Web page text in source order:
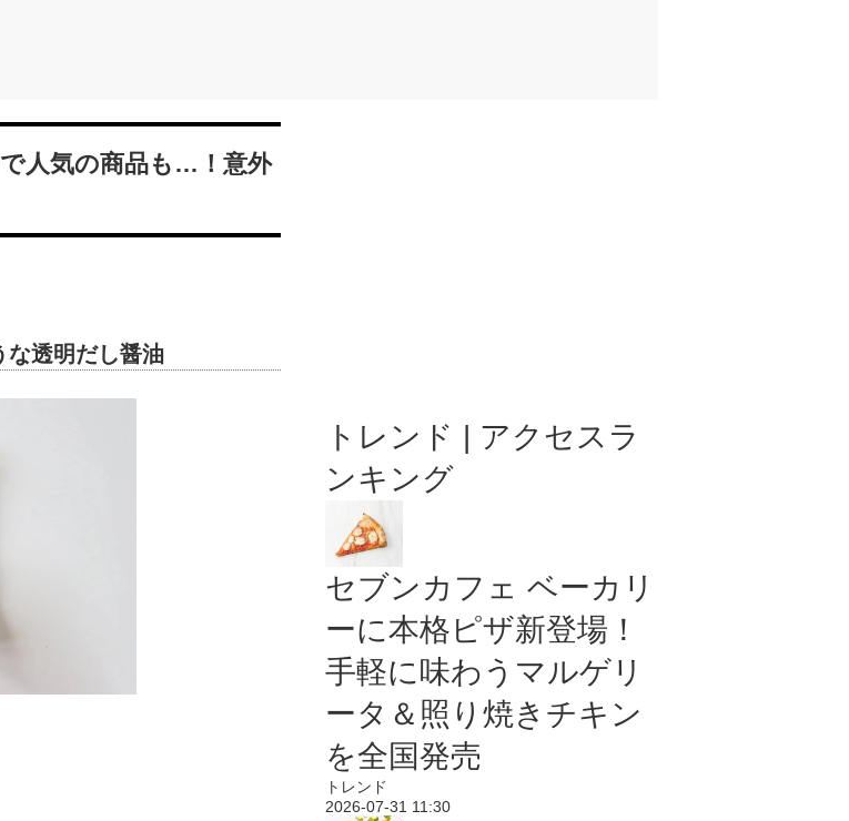
人気の商品も…！意外
透明だし醤油
トレンド | アクセスラ
ンキング
セブンカフェ ベーカリ
ーに本格ピザ新登場！
手軽に味わうマルゲリ
ータ＆照り焼きチキン
を全国発売
トレンド
2026-07-31 11:30